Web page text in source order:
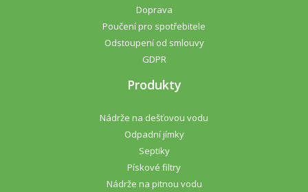
Doprava
Poučení pro spotřebitele
Odstoupení od smlouvy
GDPR
Produkty
Nádrže na dešťovou vodu
Odpadní jímky
Septiky
Pískové filtry
Nádrže na pitnou vodu